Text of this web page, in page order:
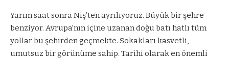
Yarım saat sonra Niş’ten ayrılıyoruz. Büyük bir şehre
benziyor. Avrupa’nın içine uzanan doğu batı hatlı tüm
yollar bu şehirden geçmekte. Sokakları kasvetli,
umutsuz bir görünüme sahip. Tarihi olarak en önemli